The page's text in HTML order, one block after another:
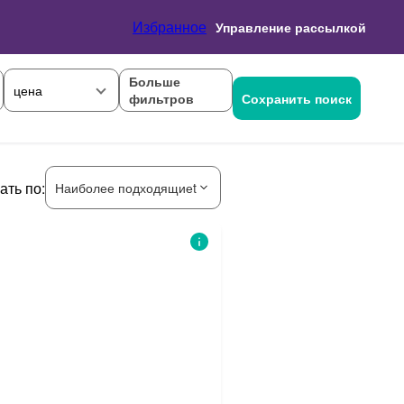
Избранное Управление рассылкой
цена
Больше
фильтров
Сохранить поиск
по: Наиболее подходящиеt